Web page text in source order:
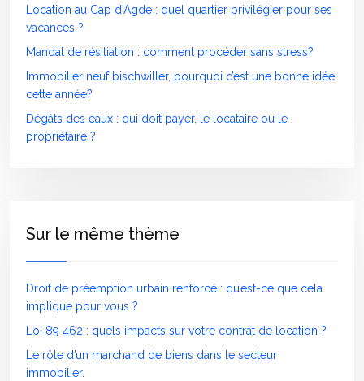
Location au Cap d’Agde : quel quartier privilégier pour ses
vacances ?
Mandat de résiliation : comment procéder sans stress?
Immobilier neuf bischwiller, pourquoi c’est une bonne idée
cette année?
Dégâts des eaux : qui doit payer, le locataire ou le
propriétaire ?
Sur le même thème
Droit de préemption urbain renforcé : qu’est-ce que cela
implique pour vous ?
Loi 89 462 : quels impacts sur votre contrat de location ?
Le rôle d’un marchand de biens dans le secteur
immobilier.